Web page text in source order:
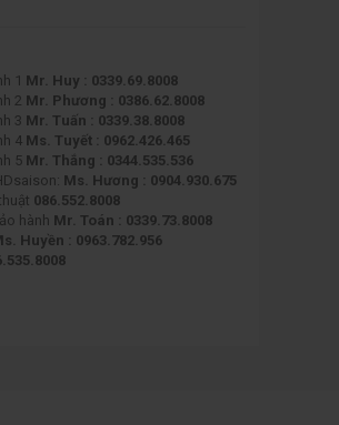
1 Mr. Huy : 0339.69.8008
2 Mr. Phương : 0386.62.8008
3 Mr. Tuấn : 0339.38.8008
4 Ms. Tuyết : 0962.426.465
5 Mr. Thắng : 0344.535.536
Ms. Hương : 0904.930.675
086.552.8008
hành Mr. Toán : 0339.73.8008
Huyền : 0963.782.956